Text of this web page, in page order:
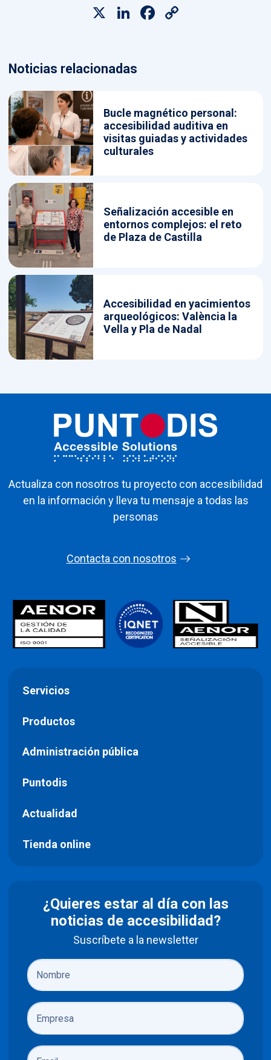
X LinkedInFacebook
Noticias relacionadas
Bucle magnético personal:
accesibilidad auditiva en
visitas guiadas y actividades
culturales
Señalización accesible en
entornos complejos: el reto
de Plaza de Castilla
Accesibilidad en yacimientos
arqueológicos: València la
Vella y Pla de Nadal
Actualiza con nosotros tu proyecto con accesibilidad
en la información y lleva tu mensaje a todas las
personas
Contacta con nosotros
Servicios
Productos
Administración pública
Puntodis
Actualidad
Tienda online
¿Quieres estar al día con las
noticias de accesibilidad?
Suscríbete a la newsletter